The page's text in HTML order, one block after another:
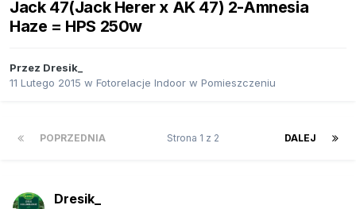
Jack 47(Jack Herer x AK 47) 2-Amnesia
Haze = HPS 250w
Przez Dresik_
11 Lutego 2015 w Fotorelacje Indoor w Pomieszczeniu
POPRZEDNIA DALEJ
Strona 1 z 2
Dresik_